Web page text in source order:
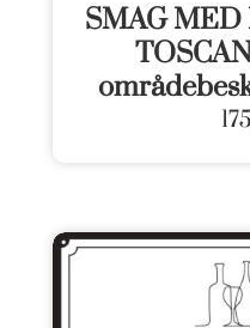
SMAG